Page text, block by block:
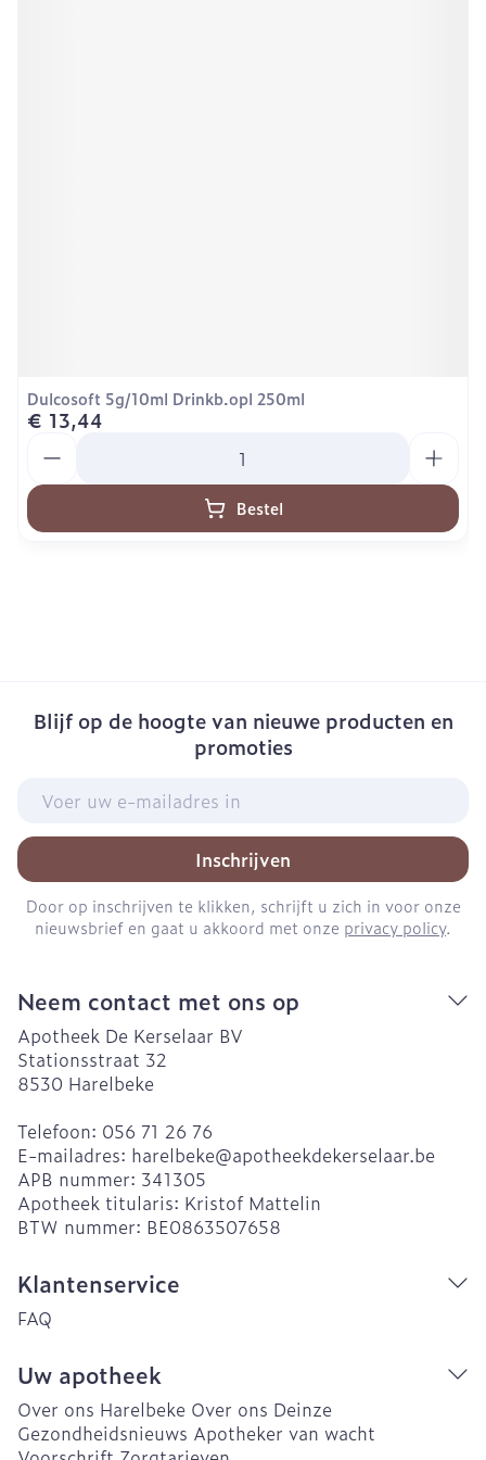
Dulcosoft 5g/10ml Drinkb.opl 250ml
€ 13,44
Bestel
Blijf op de hoogte van nieuwe producten en
promoties
Inschrijven
Door op inschrijven te klikken, schrijft u zich in voor onze
nieuwsbrief en gaat u akkoord met onze privacy policy.
Neem contact met ons op
Apotheek De Kerselaar BV
Stationsstraat 32
8530 Harelbeke
Telefoon: 056 71 26 76
E-mailadres: harelbeke@apotheekdekerselaar.be
APB nummer: 341305
Apotheek titularis: Kristof Mattelin
BTW nummer: BE0863507658
Klantenservice
FAQ
Uw apotheek
Over ons Harelbeke Over ons Deinze
Gezondheidsnieuws Apotheker van wacht